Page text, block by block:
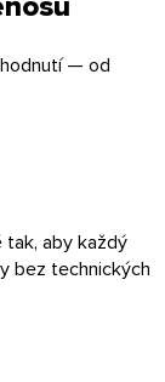
— od
tak, aby každý
bez technických